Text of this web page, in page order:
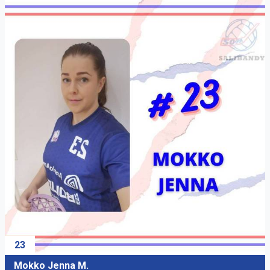
23
Mokko Jenna M.